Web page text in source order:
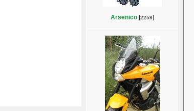
Arsenico [2259]